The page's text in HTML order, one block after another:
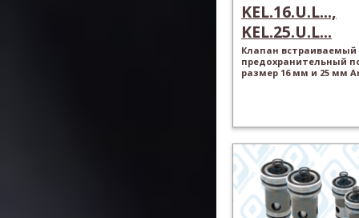
KEL.16.U.L...,
KEL.25.U.L...
Клапан встраиваемый
предохранительный
размер 16 мм и 25 мм